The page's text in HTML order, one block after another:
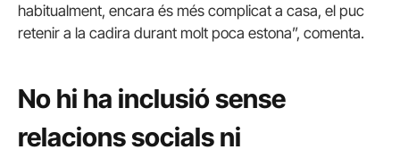
habitualment, encara és més complicat a casa, el puc
retenir a la cadira durant molt poca estona”, comenta.
No hi ha inclusió sense
relacions socials ni